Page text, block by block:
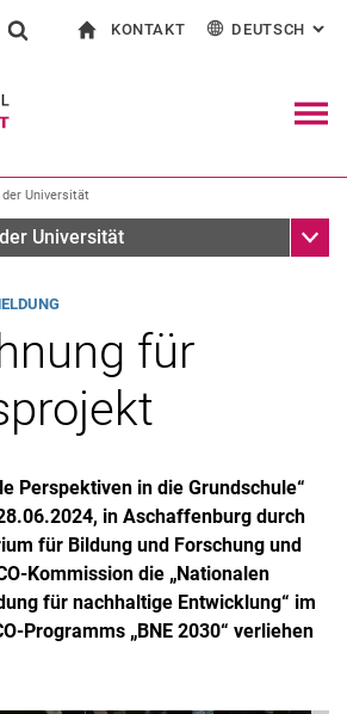
Springe direkt zu: Inhalt
Springe direkt zu: Suche
Springe direkt zu:
Suchen (öffnet externen Link in einem
KONTAKT
für Presse und Öffentlichkeit
Einrichtungen suchen
DEUTSCH :
Universität
Universität
für
Perspektiven in die Grundschule“
in Aschaffenburg durch
für Bildung und Forschung und
Kommission die „Nationalen
für nachhaltige Entwicklung“ im
Programms „BNE 2030“ verliehen